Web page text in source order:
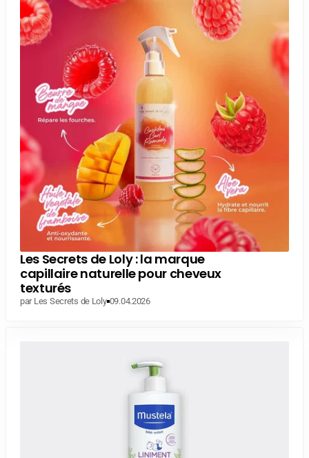
Les Secrets de Loly : la marque
capillaire naturelle pour cheveux
texturés
par Les Secrets de Loly 09.04.2026